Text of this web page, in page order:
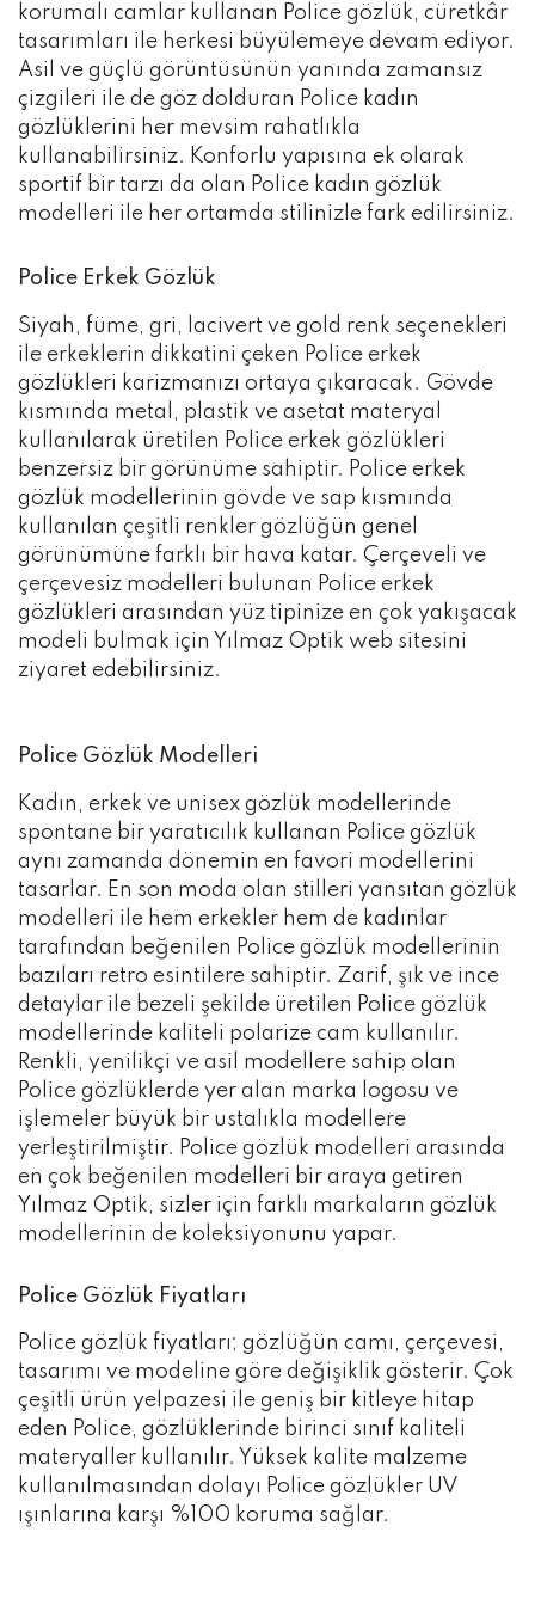
korumalı camlar kullanan Police gözlük, cüretkâr
tasarımları ile herkesi büyülemeye devam ediyor.
Asil ve güçlü görüntüsünün yanında zamansız
çizgileri ile de göz dolduran Police kadın
gözlüklerini her mevsim rahatlıkla
kullanabilirsiniz. Konforlu yapısına ek olarak
sportif bir tarzı da olan Police kadın gözlük
modelleri ile her ortamda stilinizle fark edilirsiniz.
Police Erkek Gözlük
Siyah, füme, gri, lacivert ve gold renk seçenekleri
ile erkeklerin dikkatini çeken Police erkek
gözlükleri karizmanızı ortaya çıkaracak. Gövde
kısmında metal, plastik ve asetat materyal
kullanılarak üretilen Police erkek gözlükleri
benzersiz bir görünüme sahiptir. Police erkek
gözlük modellerinin gövde ve sap kısmında
kullanılan çeşitli renkler gözlüğün genel
görünümüne farklı bir hava katar. Çerçeveli ve
çerçevesiz modelleri bulunan Police erkek
gözlükleri arasından yüz tipinize en çok yakışacak
modeli bulmak için Yılmaz Optik web sitesini
ziyaret edebilirsiniz.
Police Gözlük Modelleri
Kadın, erkek ve unisex gözlük modellerinde
spontane bir yaratıcılık kullanan Police gözlük
aynı zamanda dönemin en favori modellerini
tasarlar. En son moda olan stilleri yansıtan gözlük
modelleri ile hem erkekler hem de kadınlar
tarafından beğenilen Police gözlük modellerinin
bazıları retro esintilere sahiptir. Zarif, şık ve ince
detaylar ile bezeli şekilde üretilen Police gözlük
modellerinde kaliteli polarize cam kullanılır.
Renkli, yenilikçi ve asil modellere sahip olan
Police gözlüklerde yer alan marka logosu ve
işlemeler büyük bir ustalıkla modellere
yerleştirilmiştir. Police gözlük modelleri arasında
en çok beğenilen modelleri bir araya getiren
Yılmaz Optik, sizler için farklı markaların gözlük
modellerinin de koleksiyonunu yapar.
Police Gözlük Fiyatları
Police gözlük fiyatları; gözlüğün camı, çerçevesi,
tasarımı ve modeline göre değişiklik gösterir. Çok
çeşitli ürün yelpazesi ile geniş bir kitleye hitap
eden Police, gözlüklerinde birinci sınıf kaliteli
materyaller kullanılır. Yüksek kalite malzeme
kullanılmasından dolayı Police gözlükler UV
ışınlarına karşı %100 koruma sağlar.